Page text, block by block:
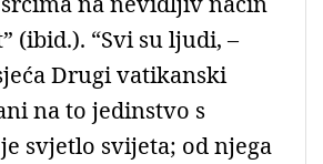
(ibid.). “Svi su ljudi, –
Drugi vatikanski
na to jedinstvo s
svjetlo svijeta; od njega